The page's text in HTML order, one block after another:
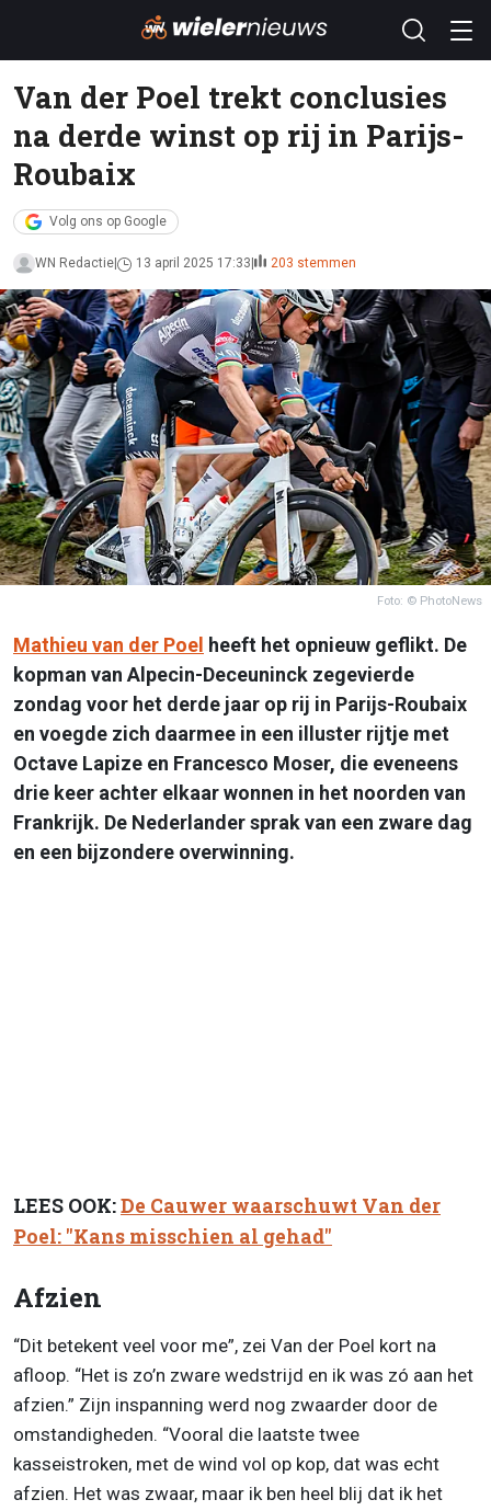
Van der Poel trekt conclusies
na derde winst op rij in Parijs-
Roubaix
Volg ons op Google
WN Redactie 13 april 2025 17:33 203 stemmen
Foto: © PhotoNews
Mathieu van der Poel heeft het opnieuw geflikt. De
kopman van Alpecin-Deceuninck zegevierde
zondag voor het derde jaar op rij in Parijs-Roubaix
en voegde zich daarmee in een illuster rijtje met
Octave Lapize en Francesco Moser, die eveneens
drie keer achter elkaar wonnen in het noorden van
Frankrijk. De Nederlander sprak van een zware dag
en een bijzondere overwinning.
LEES OOK:De Cauwer waarschuwt Van der
Poel: "Kans misschien al gehad"
Afzien
“Dit betekent veel voor me”, zei Van der Poel kort na
afloop. “Het is zo’n zware wedstrijd en ik was zó aan het
afzien.” Zijn inspanning werd nog zwaarder door de
omstandigheden. “Vooral die laatste twee
kasseistroken, met de wind vol op kop, dat was echt
afzien. Het was zwaar, maar ik ben heel blij dat ik het